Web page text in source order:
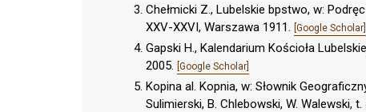
Chełmicki Z., Lubelskie bpstwo, w:
XXV-XXVI, Warszawa 1911. [Google Scholar]
Gapski H., Kalendarium Kościoła
2005. [Google Scholar]
Kopina al. Kopnia, w: Słownik
Sulimierski, B. Chlebowski, W. Walewski,